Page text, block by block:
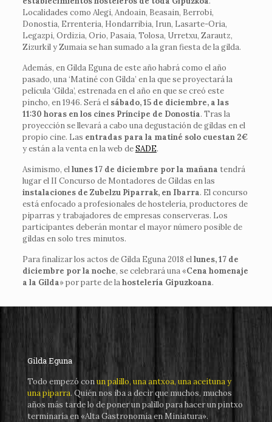
Localidades como Alegi, Andoain, Beasain, Berrobi,
Donostia, Errenteria, Hondarribia, Irun, Lasarte-Oria,
Legazpi, Ordizia, Orio, Pasaia, Tolosa, Urretxu, Zarautz,
Zizurkil y Zumaia se han sumado a la gran fiesta de la gilda.
Además, en Gilda Eguna de este año habrá como el año
pasado, una ‘Matiné con Gilda’ en la que se proyectará la
película ‘Gilda’, estrenada en el año en que se creó este
pincho, en 1946. Será el sábado, 15 de diciembre, a las
11:30 horas en los cines Príncipe de Donostia. Tras la
proyección se llevará a cabo una degustación de gildas en el
propio cine. Las entradas para la matiné solo cuestan 2€
y están a la venta en la web deSADE.
Asimismo, ellunes 17 de diciembre por la mañana tendrá
lugar el II Concurso de Montadores de Gildas en las
instalaciones de Zubelzu Piparrak, en Ibarra. El concurso
está enfocado a profesionales de hostelería, productores de
piparras y trabajadores de empresas conserveras. Los
participantes deberán montar el mayor número posible de
gildas en solo tres minutos.
Para finalizar los actos de Gilda Eguna 2018 ellunes, 17 de
diciembre por la noche, se celebrará una «Cena homenaje
a la Gilda» por parte de lahostelería Gipuzkoana.
Gilda Eguna
Todo empezó conun palillo, una antxoa, una aceituna y
una piparra. Quién nos iba a decir que muchos, muchos
años más tarde lo de poner un palillo para hacer un pintxo
terminaría en «Alta Gastronomía en Miniatura».